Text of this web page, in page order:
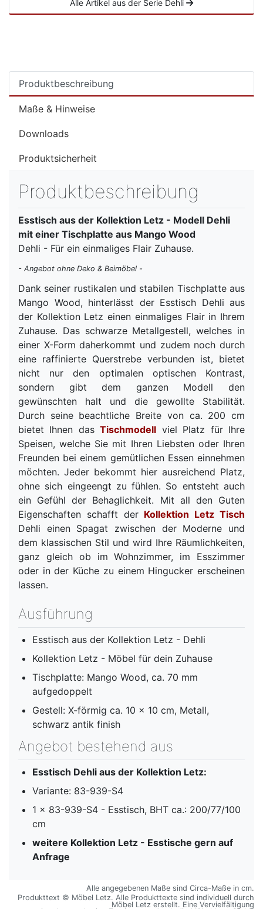
Alle Artikel aus der Serie Dehli
Produktbeschreibung
Maße & Hinweise
Downloads
Produktsicherheit
Produktbeschreibung
Esstisch aus der Kollektion Letz - Modell Dehli
mit einer Tischplatte aus Mango Wood
Dehli - Für ein einmaliges Flair Zuhause.
- Angebot ohne Deko & Beimöbel -
Dank seiner rustikalen und stabilen Tischplatte aus
Mango Wood, hinterlässt der Esstisch Dehli aus
der Kollektion Letz einen einmaliges Flair in Ihrem
Zuhause. Das schwarze Metallgestell, welches in
einer X-Form daherkommt und zudem noch durch
eine raffinierte Querstrebe verbunden ist, bietet
nicht nur den optimalen optischen Kontrast,
sondern gibt dem ganzen Modell den
gewünschten halt und die gewollte Stabilität.
Durch seine beachtliche Breite von ca. 200 cm
bietet Ihnen dasTischmodell viel Platz für Ihre
Speisen, welche Sie mit Ihren Liebsten oder Ihren
Freunden bei einem gemütlichen Essen einnehmen
möchten. Jeder bekommt hier ausreichend Platz,
ohne sich eingeengt zu fühlen. So entsteht auch
ein Gefühl der Behaglichkeit. Mit all den Guten
Eigenschaften schafft der Kollektion Letz Tisch
Dehli einen Spagat zwischen der Moderne und
dem klassischen Stil und wird Ihre Räumlichkeiten,
ganz gleich ob im Wohnzimmer, im Esszimmer
oder in der Küche zu einem Hingucker erscheinen
lassen.
Ausführung
Esstisch aus der Kollektion Letz - Dehli
Kollektion Letz - Möbel für dein Zuhause
Tischplatte: Mango Wood, ca. 70 mm
aufgedoppelt
Gestell: X-förmig ca. 10 x 10 cm, Metall,
schwarz antik finish
Angebot bestehend aus
Esstisch Dehli aus der Kollektion Letz:
Variante: 83-939-S4
1 x 83-939-S4 - Esstisch, BHT ca.: 200/77/100
cm
weitere Kollektion Letz - Esstische gern auf
Anfrage
Alle angegebenen Maße sind Circa-Maße in cm.
Produkttext © Möbel Letz. Alle Produkttexte sind individuell durch
Möbel Letz erstellt. Eine Vervielfältigung